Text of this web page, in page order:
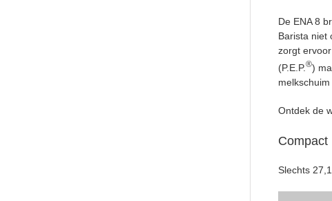
De ENA 8
Barista niet
zorgt
(P.E.P.®)
Ontdek de
Compact
Slechts